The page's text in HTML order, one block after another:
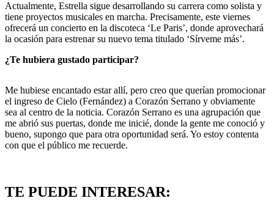
Actualmente, Estrella sigue desarrollando su carrera como solista y
tiene proyectos musicales en marcha. Precisamente, este viernes
ofrecerá un concierto en la discoteca ‘Le Paris’, donde aprovechará
la ocasión para estrenar su nuevo tema titulado ‘Sírveme más’.
¿Te hubiera gustado participar?
Me hubiese encantado estar allí, pero creo que querían promocionar
el ingreso de Cielo (Fernández) a Corazón Serrano y obviamente
sea al centro de la noticia. Corazón Serrano es una agrupación que
me abrió sus puertas, donde me inicié, donde la gente me conoció y
bueno, supongo que para otra oportunidad será. Yo estoy contenta
con que el público me recuerde.
TE PUEDE INTERESAR: